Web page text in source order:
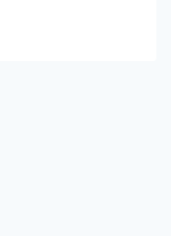
islas, sigue siendo